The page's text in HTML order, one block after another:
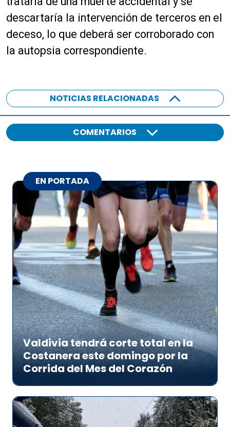
o
descartaría la intervención de terceros en el
deceso, lo que deberá ser corroborado con
la autopsia correspondiente.
NOTICIAS RELACIONADAS
COMENTARIOS
EN PORTADA
Valdivia tendrá corte total en la
Costanera este domingo por la
Corrida del Mes del Corazón